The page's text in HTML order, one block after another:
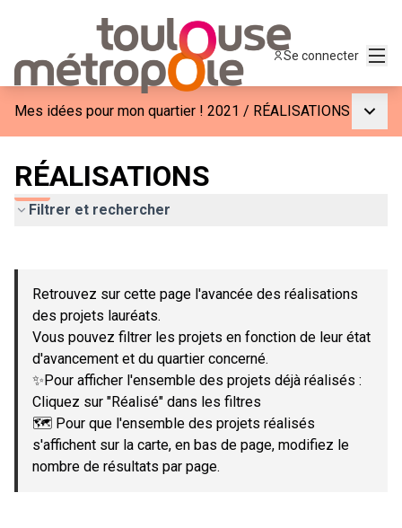
Se connecter
Mes idées pour mon quartier ! 2021 / RÉALISATIONS
RÉALISATIONS
Filtrer et rechercher
−
Retrouvez sur cette page l'avancée des réalisations
des projets lauréats.
Vous pouvez filtrer les projets en fonction de leur état
d'avancement et du quartier concerné.
✨Pour afficher l'ensemble des projets déjà réalisés :
Cliquez sur "Réalisé" dans les filtres
🗺️ Pour que l'ensemble des projets réalisés
s'affichent sur la carte, en bas de page, modifiez le
nombre de résultats par page.